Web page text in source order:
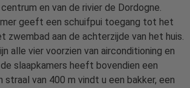
en van de rivier de Dordogne.
geeft een schuifpui toegang tot het
zwembad aan de achterzijde van het huis.
alle vier voorzien van airconditioning en
slaapkamers heeft bovendien een
straal van 400 m vindt u een bakker, een